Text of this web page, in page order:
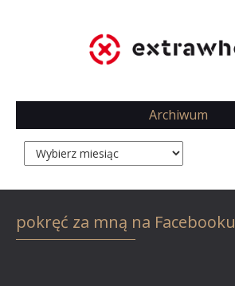
Archiwum
Archiwum
pokręć za mną na Facebooku